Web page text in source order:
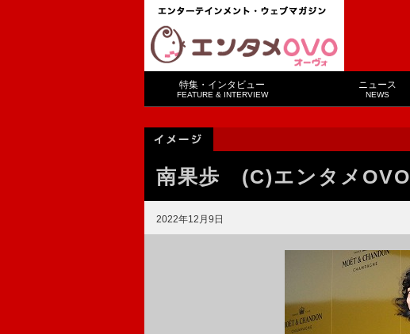
特集・インタビュー
FEATURE & INTERVIEW
ニュース
NEWS
南果歩 (C)エンタメOVO
2022年12月9日